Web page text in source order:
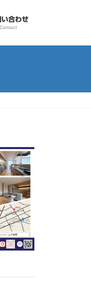
い合わせ
Contact